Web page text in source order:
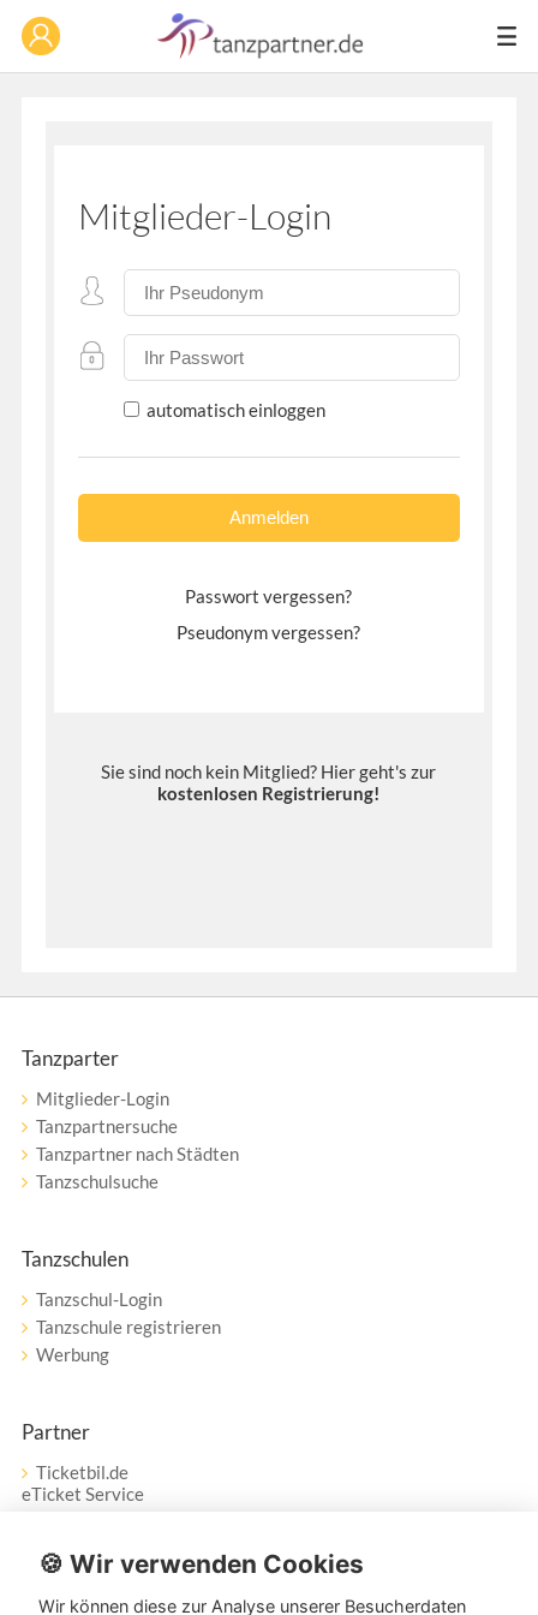
Mitglieder-Login
automatisch einloggen
Passwort vergessen?
Pseudonym vergessen?
Sie sind noch kein Mitglied? Hier geht's zur
kostenlosen Registrierung!
Tanzparter
Mitglieder-Login
Tanzpartnersuche
Tanzpartner nach Städten
Tanzschulsuche
Tanzschulen
Tanzschul-Login
Tanzschule registrieren
Werbung
Partner
Ticketbil.de
eTicket Service
Vertrag widerrufen
🍪 Wir verwenden Cookies
Wir können diese zur Analyse unserer Besucherdaten